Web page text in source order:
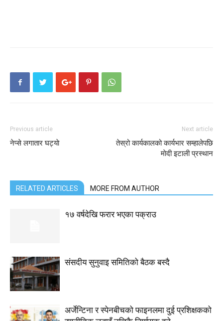
Previous article
नेप्से लगातार घट्याे
Next article
तेस्रो कार्यकालको कार्यभार सम्हालेपछि
माेदी इटाली प्रस्थान
RELATED ARTICLES MORE FROM AUTHOR
१७ वर्षदेखि फरार भएका पक्राउ
संसदीय सुनुवाइ समितिको बैठक बस्दै
अर्जेन्टिना र स्पेनबीचको फाइनलमा दुई प्रशिक्षकको